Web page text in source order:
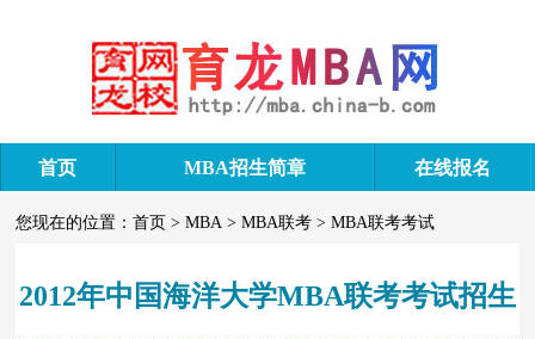
首页 MBA招生简章 在线报名
您现在的位置：首页 >MBA >MBA联考 >MBA联考考试
2012年中国海洋大学MBA联考考试招生